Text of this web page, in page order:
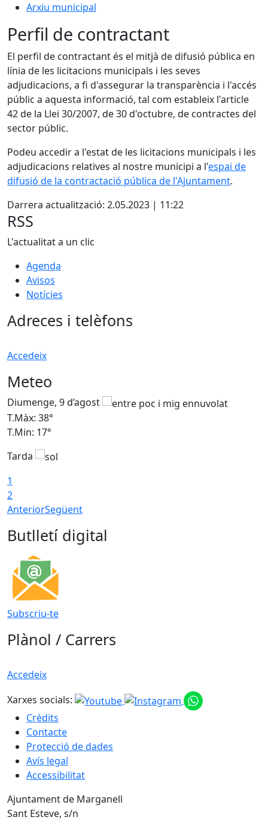
Arxiu municipal
Perfil de contractant
El perfil de contractant és el mitjà de difusió pública en
línia de les licitacions municipals i les seves
adjudicacions, a fi d'assegurar la transparència i l'accés
públic a aquesta informació, tal com estableix l'article
42 de la Llei 30/2007, de 30 d'octubre, de contractes del
sector públic.
Podeu accedir a l'estat de les licitacions municipals i les
adjudicacions relatives al nostre municipi a l'espai de
difusió de la contractació pública de l'Ajuntament.
Darrera actualització: 2.05.2023 | 11:22
RSS
L'actualitat a un clic
Agenda
Avisos
Notícies
Adreces i telèfons
Accedeix
Meteo
Diumenge, 9 d’agost
T.Màx: 38°
T.Min: 17°
Tarda
1
2
AnteriorSegüent
Butlletí digital
Subscriu-te
Plànol / Carrers
Accedeix
Xarxes socials:
Crèdits
Contacte
Protecció de dades
Avís legal
Accessibilitat
Ajuntament de Marganell
Sant Esteve, s/n